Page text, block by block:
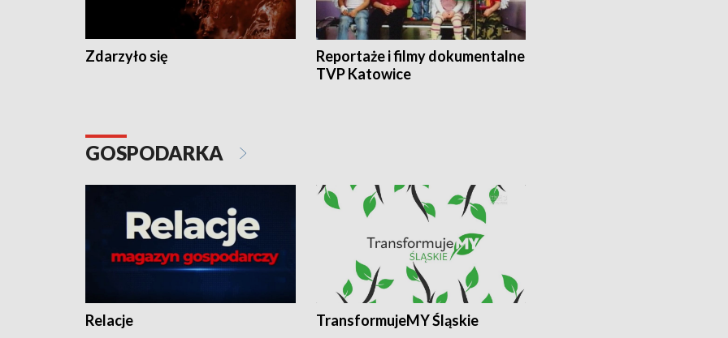
Zdarzyło się
Reportaże i filmy dokumentalne
TVP Katowice
GOSPODARKA
Relacje TransformujeMY Śląskie